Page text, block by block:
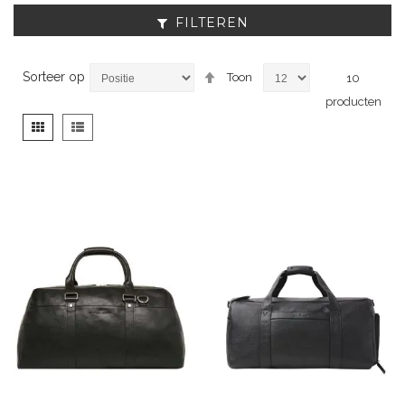
FILTEREN
Sorteer op
Van
Toon
10
producten
Tonen
als
Foto-
tabel
Lijst